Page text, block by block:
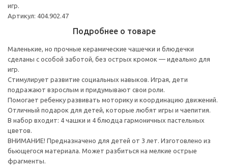
игр.
Артикул: 404.902.47
Подробнее о товаре
Маленькие, но прочные керамические чашечки и блюдечки
сделаны с особой заботой, без острых кромок — идеально для
игр.
Стимулирует развитие социальных навыков. Играя, дети
подражают взрослым и придумывают свои роли.
Помогает ребенку развивать моторику и координацию движений.
Отличный подарок для детей, которые любят игры и чаепития.
В набор входит: 4 чашки и 4 блюдца гармоничных пастельных
цветов.
ВНИМАНИЕ! Предназначено для детей от 3 лет. Изготовлено из
бьющегося материала. Может разбиться на мелкие острые
фрагменты.